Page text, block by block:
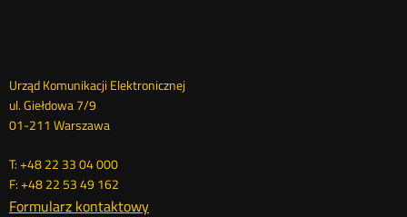
tytułem
Championa
Prizes
2026
Dane
kontaktowe
Urząd Komunikacji Elektronicznej
ul. Giełdowa 7/9
01-211 Warszawa
T: +48 22 33 04 000
F: +48 22 53 49 162
Formularz kontaktowy